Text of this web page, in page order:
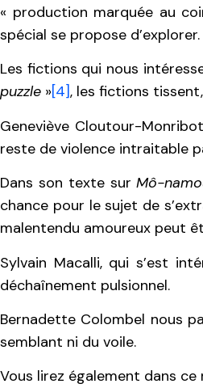
« production marquée au
spécial se propose d’explorer.
Les fictions qui nous
puzzle »[4], les fictions
Geneviève Cloutour-
reste de violence intraitable
Dans son texte surMô-
chance pour le sujet de
malentendu amoureux peut
Sylvain Macalli, qui s’est
déchaînement pulsionnel.
Bernadette Colombel nous
semblant ni du voile.
Vous lirez également dans